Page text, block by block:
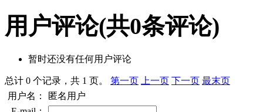
用户评论(共0条评论)
暂时还没有任何用户评论
总计 0 个记录，共 1 页。 第一页 上一页 下一页 最末页
用户名：
匿名用户